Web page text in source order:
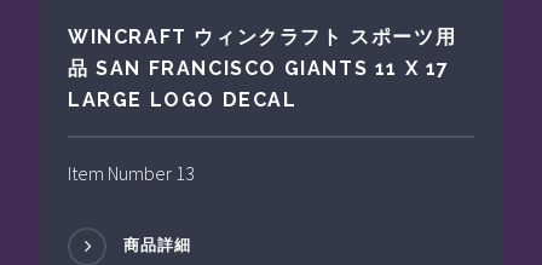
WINCRAFT ウィンクラフト スポーツ用
品 SAN FRANCISCO GIANTS 11 X 17
LARGE LOGO DECAL
Item Number 13
商品詳細